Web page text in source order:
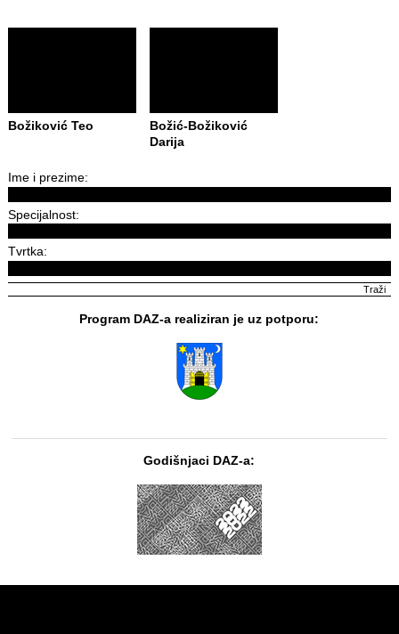
Božiković Teo
Božić-Božiković
Darija
Ime i prezime:
Specijalnost:
Tvrtka:
Program DAZ-a realiziran je uz potporu:
Godišnjaci DAZ-a: